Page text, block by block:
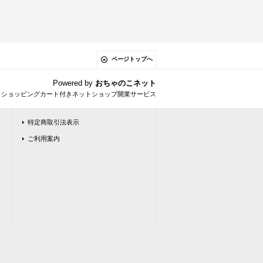
ページトップへ
Powered by おちゃのこネット
ョッピングカート付きネットショップ開業サービス
特定商取引法表示
ご利用案内